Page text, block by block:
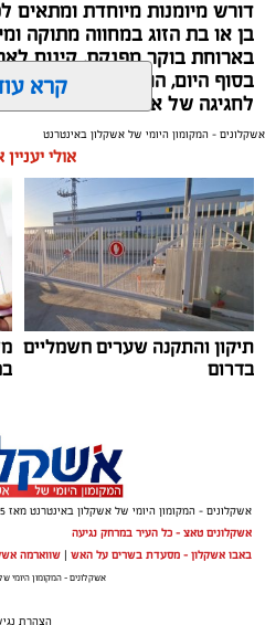
מצרכים (ל-2 מנות)
4 ביצים
½ פלפל אדום, חתוך
½ פלפל צהוב, חתוך לקוביות
¼ פלפל ירוק, חתוך
½ בצל קטן קצוץ דק (לא
2 כפות פטרוזיליה קצוצה
2 כפות עירית קצוצה
½ כפית פפריקה מתוקה
קורט כורכום (לצבע)
מלח ופלפל שחור לפי
דורש מיומנות מיוחדת ומתאים
בן או בת הזוג במחווה מתוקה
בארוחת בוקר מפנקת, קינוח
בסוף היום, הוופל הבלגי בטעם
לחגיגה של אהבה. ט"ו באב שמח!
ופל בלגי במילוי שוקולד וחלוה
קרא
אשקלונים - המקומון היומי של אשקלון באינטרנט
אולי
תיקון והתקנה שערים חשמליים
בדרום
אשקלונים - המקומון היומי של אשקלון באינטרנט מאז 2005
אשקלונים טאצ - כל העיר במרחק נגיעה
באבו אשקלון - מסעדת בשרים על האש | שווארמה
אשקלונים - המקומון היומי
הצהרת